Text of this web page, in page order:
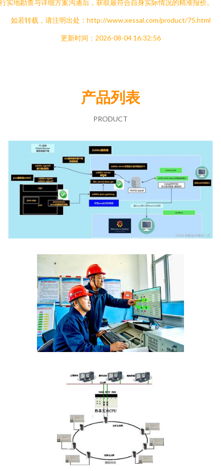
实地勘查与详细方案沟通后，获取最符合自身实际情况的精准报价。
如若转载，请注明出处：http://www.xessal.com/product/75.html
更新时间：2026-08-04 16:32:56
产品列表
PRODUCT